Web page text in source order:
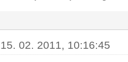
15. 02. 2011, 10:16:45